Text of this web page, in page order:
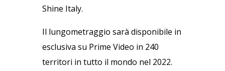
Shine Italy.
Il lungometraggio sarà disponibile in
esclusiva su Prime Video in 240
territori in tutto il mondo nel 2022.